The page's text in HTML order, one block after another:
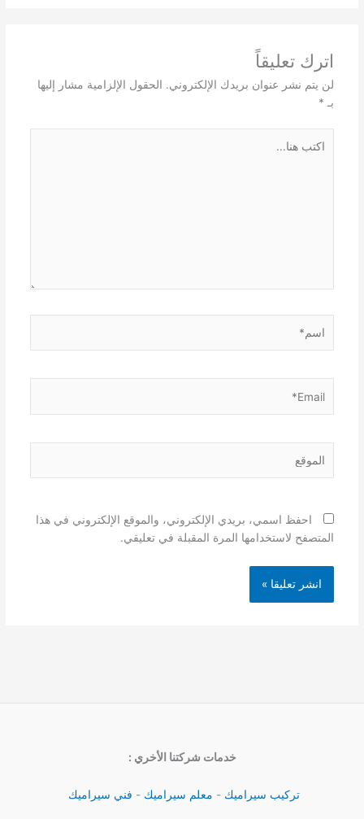
اترك تعليقاً
لن يتم نشر عنوان بريدك الإلكتروني. الحقول الإلزامية مشار إليها
بـ *
هنا...
احفظ اسمي، بريدي الإلكتروني، والموقع الإلكتروني في هذا
المتصفح لاستخدامها المرة المقبلة في تعليقي.
خدمات شركتنا الأخري :
تركيب سيراميك - معلم سيراميك - فني سيراميك